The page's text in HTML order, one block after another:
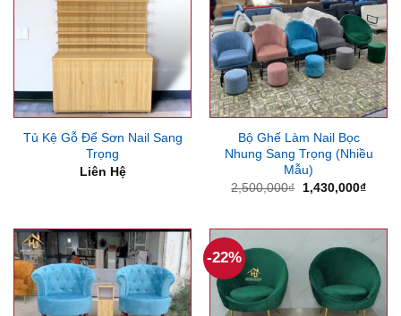
Tủ Kệ Gỗ Để Sơn Nail Sang
Trọng
Liên Hệ
Bộ Ghế Làm Nail Bọc
Nhung Sang Trọng (Nhiều
Mẫu)
2,500,000₫
Giá
gốc
1,430,000₫Giá
-22%